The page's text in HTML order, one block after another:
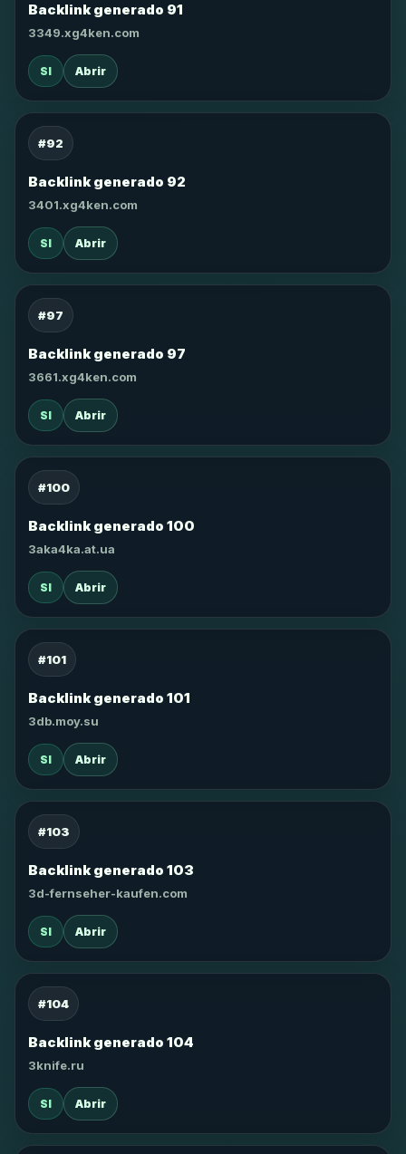
Backlink generado 91
3349.xg4ken.com
SI Abrir
#92
Backlink generado 92
3401.xg4ken.com
SI Abrir
#97
Backlink generado 97
3661.xg4ken.com
SI Abrir
#100
Backlink generado 100
3aka4ka.at.ua
SI Abrir
#101
Backlink generado 101
3db.moy.su
SI Abrir
#103
Backlink generado 103
3d-fernseher-kaufen.com
SI Abrir
#104
Backlink generado 104
3knife.ru
SI Abrir